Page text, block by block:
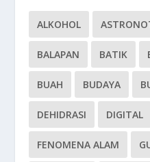
ALKOHOL
BALAPAN BATIK
BUAH BUDAYA
DEHIDRASI DIGITAL
FENOMENA ALAM